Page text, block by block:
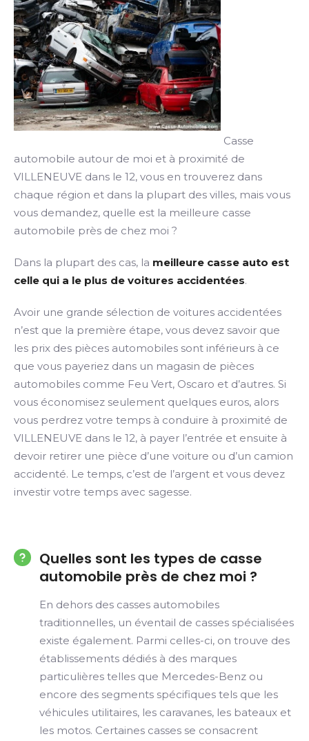
Casse
automobile autour de moi et à proximité de
VILLENEUVE dans le 12, vous en trouverez dans
chaque région et dans la plupart des villes, mais vous
vous demandez, quelle est la meilleure casse
automobile près de chez moi ?
Dans la plupart des cas, la meilleure casse auto est
celle qui a le plus de voitures accidentées.
Avoir une grande sélection de voitures accidentées
n’est que la première étape, vous devez savoir que
les prix des pièces automobiles sont inférieurs à ce
que vous payeriez dans un magasin de pièces
automobiles comme Feu Vert, Oscaro et d’autres. Si
vous économisez seulement quelques euros, alors
vous perdrez votre temps à conduire à proximité de
VILLENEUVE dans le 12, à payer l’entrée et ensuite à
devoir retirer une pièce d’une voiture ou d’un camion
accidenté. Le temps, c’est de l’argent et vous devez
investir votre temps avec sagesse.
Quelles sont les types de casse
automobile près de chez moi ?
En dehors des casses automobiles
traditionnelles, un éventail de casses spécialisées
existe également. Parmi celles-ci, on trouve des
établissements dédiés à des marques
particulières telles que Mercedes-Benz ou
encore des segments spécifiques tels que les
véhicules utilitaires, les caravanes, les bateaux et
les motos. Certaines casses se consacrent